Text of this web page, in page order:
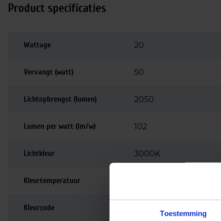
Toestemming
Product specificaties
Wattage 20
Vervangt (watt) 50
Lichtopbrengst (lumen) 2050
Lumen per watt (lm/w) 102
Lichtkleur 3000K
Kleurtemperatuur
Kleurcode